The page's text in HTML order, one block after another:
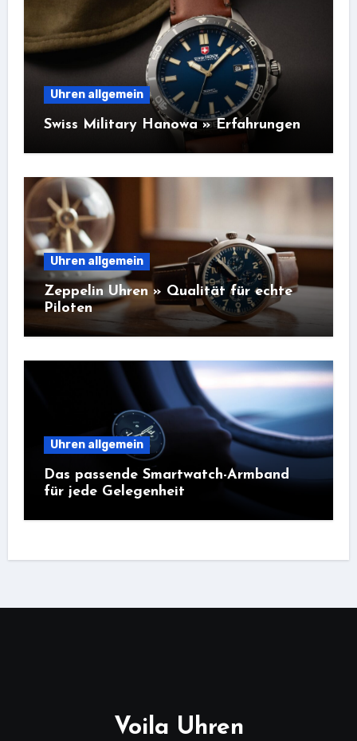
Uhren allgemein
Swiss Military Hanowa » Erfahrungen
Uhren allgemein
Zeppelin Uhren » Qualität für echte
Piloten
Uhren allgemein
Das passende Smartwatch-Armband
für jede Gelegenheit
Voila Uhren